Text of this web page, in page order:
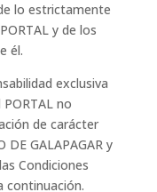
lo estrictamente
y de los
él.
exclusiva
no
de carácter
GALAPAGAR y
Condiciones
continuación.